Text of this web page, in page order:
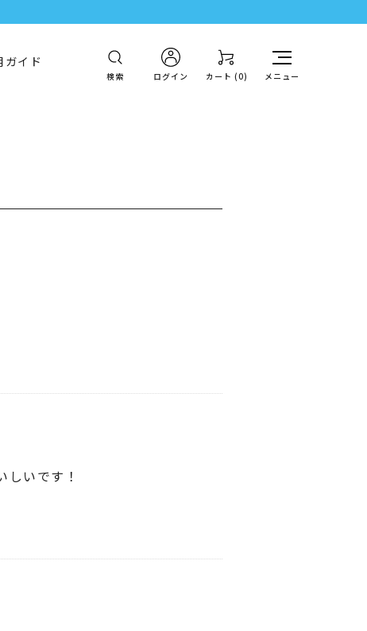
ガイド
検索 ログイン カート (0) メニュー
いです！